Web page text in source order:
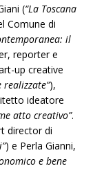
(“La Toscana
Comune di
il
reporter e
up creative
),
ideatore
atto creativo”.
director di
) e Perla Gianni,
e bene